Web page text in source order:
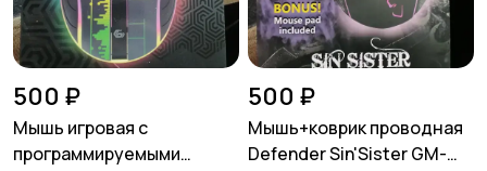
500 ₽
Мышь игровая с
программируемыми
500 ₽
Мышь+коврик проводная
Defender Sin'Sister GM-